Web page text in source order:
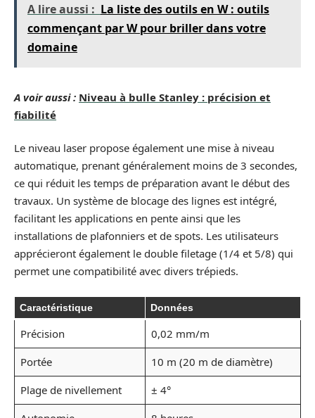
A lire aussi : La liste des outils en W : outils
commençant par W pour briller dans votre
domaine
A voir aussi : Niveau à bulle Stanley : précision et
fiabilité
Le niveau laser propose également une mise à niveau
automatique, prenant généralement moins de 3 secondes,
ce qui réduit les temps de préparation avant le début des
travaux. Un système de blocage des lignes est intégré,
facilitant les applications en pente ainsi que les
installations de plafonniers et de spots. Les utilisateurs
apprécieront également le double filetage (1/4 et 5/8) qui
permet une compatibilité avec divers trépieds.
Caractéristique Données
Précision
0,02 mm/m
Portée
10 m (20 m de diamètre)
Plage de nivellement
± 4°